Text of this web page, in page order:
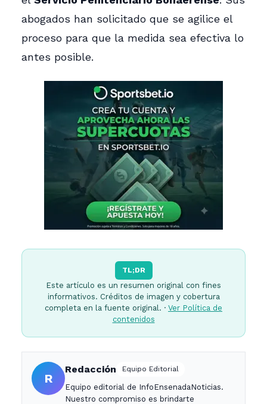
abogados han solicitado que se agilice el
proceso para que la medida sea efectiva lo
antes posible.
TL;DR
Este artículo es un resumen original con fines
informativos. Créditos de imagen y cobertura
completa en la fuente original. · Ver Política de
contenidos
R
Redacción Equipo Editorial
Equipo editorial de InfoEnsenadaNoticias.
Nuestro compromiso es brindarte